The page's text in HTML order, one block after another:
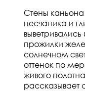
Стены
песчаника и
прожилки
солнечном
оттенок по
живого
рассказывает